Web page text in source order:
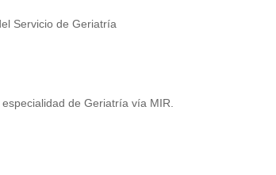
Servicio de Geriatría
de Geriatría vía MIR.